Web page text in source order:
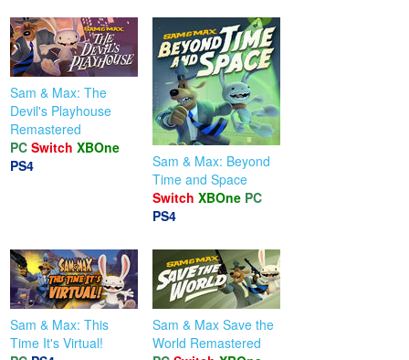
Sam & Max: The
Devil's Playhouse
Remastered
PC Switch XBOne
PS4
Sam & Max: Beyond
Time and Space
Switch XBOne PC
PS4
Sam & Max: This
Time It's Virtual!
Sam & Max Save the
World Remastered